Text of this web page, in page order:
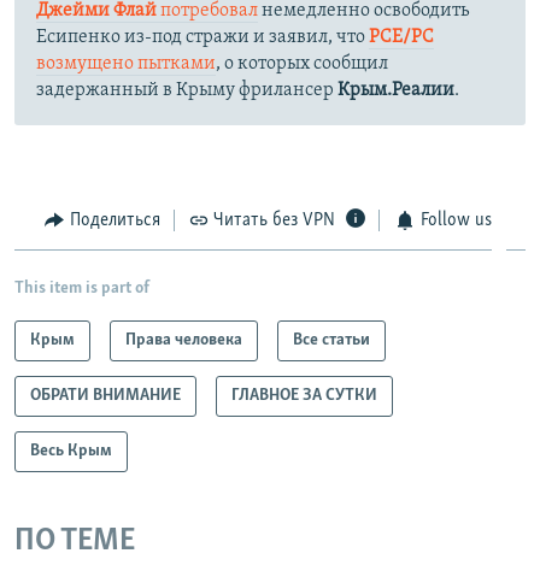
Джейми Флайпотребовалнемедленно освободить
Есипенко из-под стражи и заявил, чтоРСЕ/РС
возмущено пытками, о которых сообщил
задержанный в Крыму фрилансер Крым.Реалии.
Поделиться Читать без VPN Follow us
This item is part of
Крым Права человека Все статьи
ОБРАТИ ВНИМАНИЕ ГЛАВНОЕ ЗА СУТКИ
Весь Крым
ПО ТЕМЕ